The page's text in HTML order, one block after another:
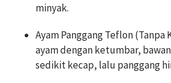
minyak.
Ayam Panggang Teflon
ayam dengan ketumbar,
sedikit kecap, lalu panggang